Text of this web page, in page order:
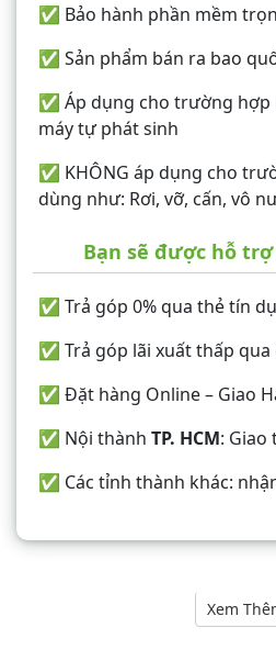
✅ Bảo hành phần mềm
✅ Sản phẩm bán ra bao
✅ Áp dụng cho trường hợp
máy tự phát sinh
✅ KHÔNG áp dụng cho
dùng như: Rơi, vỡ, cấn, vô
Bạn sẽ được hỗ
✅ Trả góp 0% qua thẻ tín
✅ Trả góp lãi xuất thấp qua
✅ Đặt hàng Online – Giao
✅ Nội thành TP. HCM: Giao
✅ Các tỉnh thành khác:
Nội
Xem